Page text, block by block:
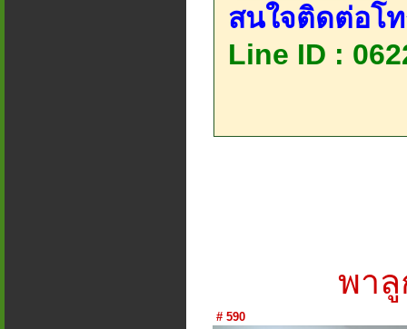
สนใจติดต่อโ
Line ID :
พา
# 590